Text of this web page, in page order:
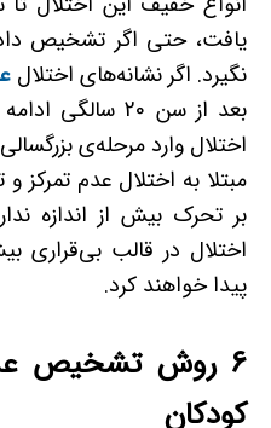
یافت، حتی اگر تشخیص
نگیرد. اگر نشانه‌های اختلال
بعد از سن 20
اختلال وارد مرحله‌ی
مبتلا به اختلال عدم تمرکز
بر تحرک بیش از اندازه
اختلال در قالب بی‌قراری
پیدا خواهند کرد.
6 روش تشخیص
کودکان